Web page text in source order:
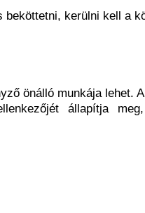
beköttetni, kerülni kell a
önálló munkája lehet.
állapítja